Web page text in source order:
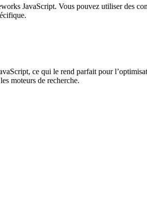
JavaScript. Vous pouvez utiliser des
ce qui le rend parfait pour
moteurs de recherche.